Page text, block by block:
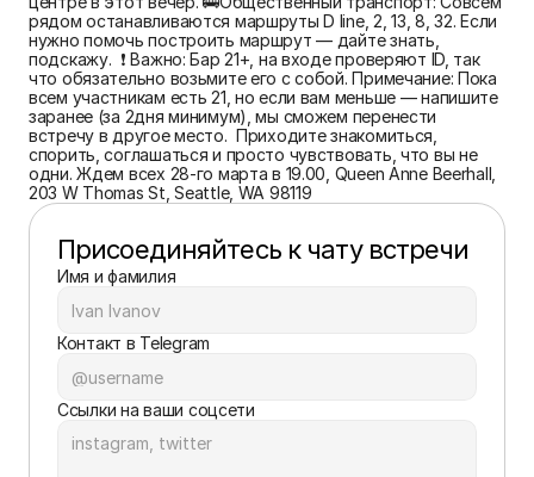
рядом останавливаются маршруты D line, 2, 13, 8, 32. Если
нужно помочь построить маршрут — дайте знать,
подскажу.  ❗️ Важно: Бар 21+, на входе проверяют ID, так
что обязательно возьмите его с собой. Примечание: Пока
всем участникам есть 21, но если вам меньше — напишите
заранее (за 2дня минимум), мы сможем перенести
встречу в другое место.  Приходите знакомиться,
спорить, соглашаться и просто чувствовать, что вы не
одни. Ждем всех 28-го марта в 19.00, Queen Anne Beerhall,
203 W Thomas St, Seattle, WA 98119
Присоединяйтесь к чату встречи
Имя и фамилия
Контакт в Telegram
Ссылки на ваши соцсети